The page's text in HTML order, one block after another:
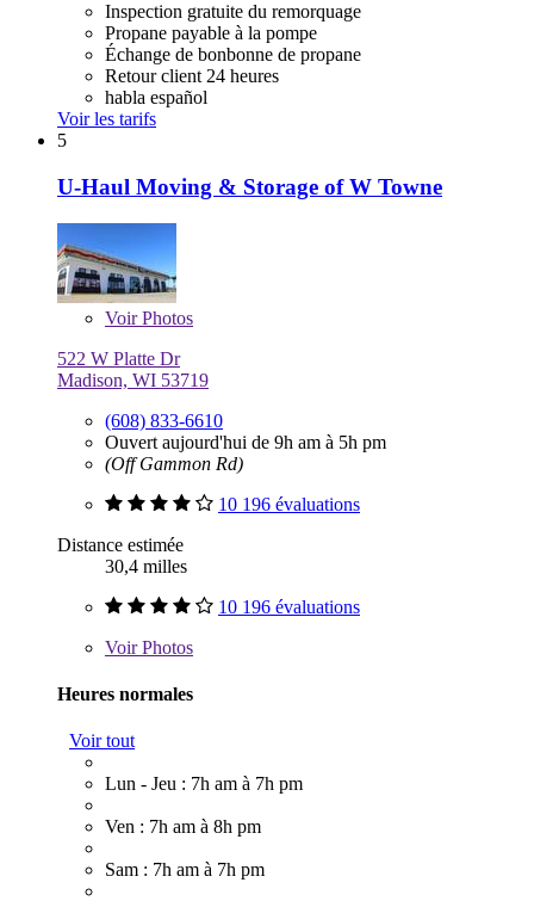
Inspection gratuite du remorquage
Propane payable à la pompe
Échange de bonbonne de propane
Retour client 24 heures
habla español
Voir les tarifs
5
U-Haul Moving & Storage of W Towne
VoirPhotos
522 W Platte Dr
Madison, WI 53719
(608) 833-6610
Ouvert aujourd'hui de 9h am à 5h pm
(Off Gammon Rd)
10 196 évaluations
Distance estimée
30,4 milles
10 196 évaluations
VoirPhotos
Heures normales
Voir tout
Lun - Jeu : 7h am à 7h pm
Ven : 7h am à 8h pm
Sam : 7h am à 7h pm